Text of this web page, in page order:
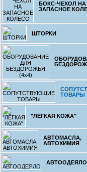
БОКС-ЧЕХОЛ НА
ЗАПАСНОЕ
ШТОРКИ
ТОВАРЫ
"ЛЁГКАЯ КОЖА"
АВТОМАСЛА,
АВТОХИМИЯ
АВТООДЕЯЛО